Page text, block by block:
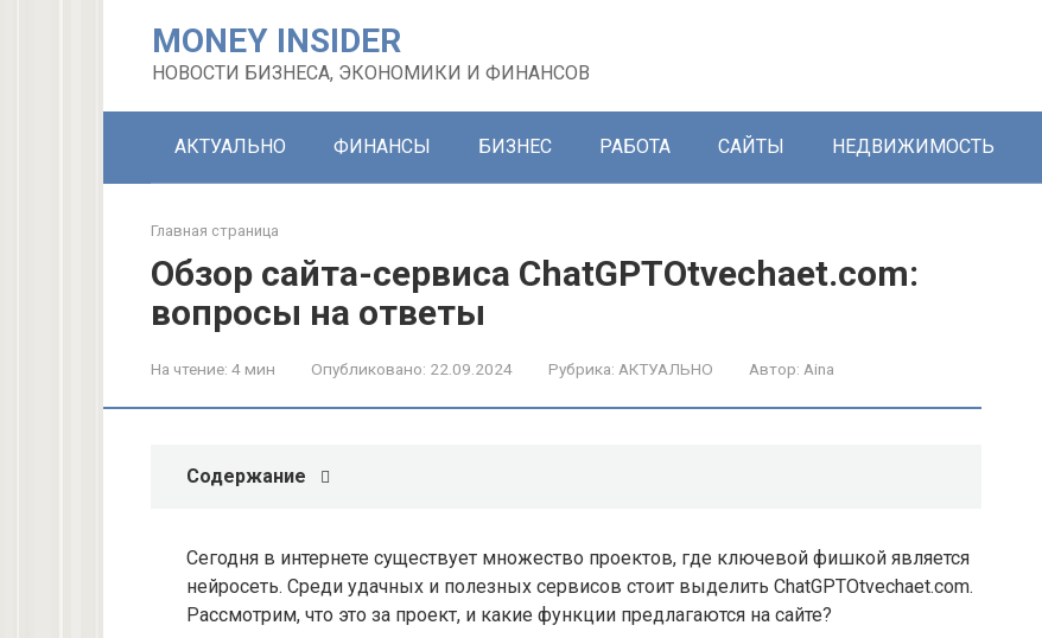
MONEY INSIDER
НОВОСТИ БИЗНЕСА, ЭКОНОМИКИ И ФИНАНСОВ
АКТУАЛЬНО ФИНАНСЫ БИЗНЕС РАБОТА САЙТЫ НЕДВИЖИМОСТЬ
Главная страница
Обзор сайта-сервиса ChatGPTOtvechaet.com:
вопросы на ответы
На чтение: 4 мин Опубликовано: 22.09.2024 Рубрика: АКТУАЛЬНО Автор: Aina
Содержание
Сегодня в интернете существует множество проектов, где ключевой фишкой является
нейросеть. Среди удачных и полезных сервисов стоит выделить ChatGPTOtvechaet.com.
Рассмотрим, что это за проект, и какие функции предлагаются на сайте?